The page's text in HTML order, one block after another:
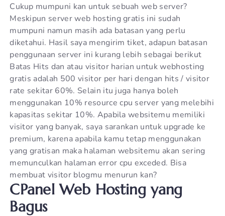
Cukup mumpuni kan untuk sebuah web server?
Meskipun server web hosting gratis ini sudah
mumpuni namun masih ada batasan yang perlu
diketahui. Hasil saya mengirim tiket, adapun batasan
penggunaan server ini kurang lebih sebagai berikut
Batas Hits dan atau visitor harian untuk webhosting
gratis adalah 500 visitor per hari dengan hits / visitor
rate sekitar 60%. Selain itu juga hanya boleh
menggunakan 10% resource cpu server yang melebihi
kapasitas sekitar 10%. Apabila websitemu memiliki
visitor yang banyak, saya sarankan untuk upgrade ke
premium, karena apabila kamu tetap menggunakan
yang gratisan maka halaman websitemu akan sering
memunculkan halaman error cpu exceded. Bisa
membuat visitor blogmu menurun kan?
CPanel Web Hosting yang
Bagus